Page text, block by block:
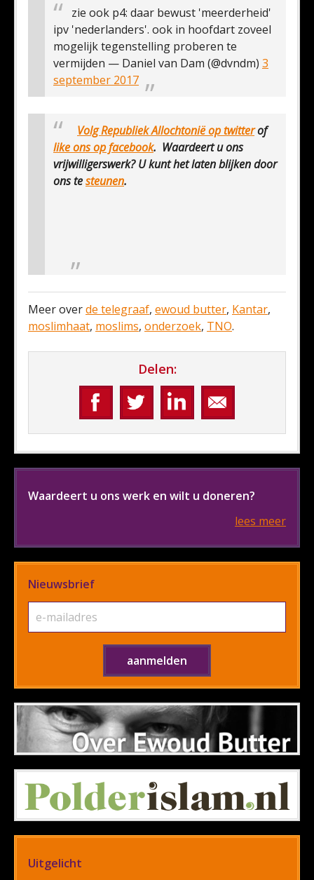
zie ook p4: daar bewust 'meerderheid'
ipv 'nederlanders'. ook in hoofdart zoveel
mogelijk tegenstelling proberen te
vermijden — Daniel van Dam (@dvndm) 3
september 2017
Volg Republiek Allochtonië optwitterof
like ons op facebook. Waardeert u ons
vrijwilligerswerk? U kunt het laten blijken door
ons testeunen.
Meer overde telegraaf, ewoud butter, Kantar,
moslimhaat, moslims, onderzoek, TNO.
Delen:
Waardeert u ons werk en wilt u doneren?
lees meer
Nieuwsbrief
Uitgelicht